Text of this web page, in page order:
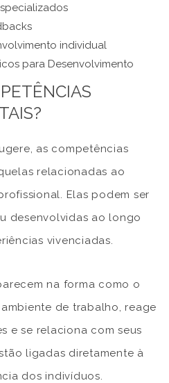
individual
para Desenvolvimento
as competências
relacionadas ao
Elas podem ser
desenvolvidas ao longo
vivenciadas.
na forma como o
de trabalho, reage
e se relaciona com seus
ligadas diretamente à
dos indivíduos.